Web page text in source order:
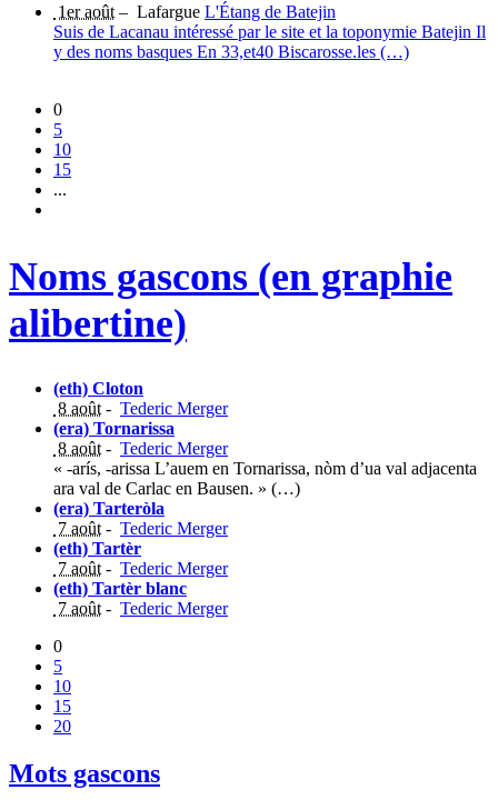
1er août – Lafargue L'Étang de Batejin
Suis de Lacanau intéressé par le site et la toponymie Batejin Il
y des noms basques En 33,et40 Biscarosse.les (…)
0
5
10
15
...
Noms gascons (en graphie
alibertine)
(eth) Cloton
8 août- Tederic Merger
(era) Tornarissa
8 août- Tederic Merger
« -arís, -arissa L’auem en Tornarissa, nòm d’ua val adjacenta
ara val de Carlac en Bausen. » (…)
(era) Tarteròla
7 août- Tederic Merger
(eth) Tartèr
7 août- Tederic Merger
(eth) Tartèr blanc
7 août- Tederic Merger
0
5
10
15
20
Mots gascons